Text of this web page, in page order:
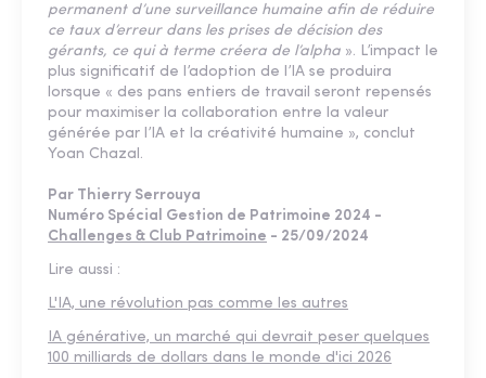
permanent d’une surveillance humaine afin de réduire
ce taux d’erreur dans les prises de décision des
gérants, ce qui à terme créera de l’alpha ». L’impact le
plus significatif de l’adoption de l’IA se produira
lorsque « des pans entiers de travail seront repensés
pour maximiser la collaboration entre la valeur
générée par l’IA et la créativité humaine », conclut
Yoan Chazal.
Par Thierry Serrouya
Numéro Spécial Gestion de Patrimoine 2024 -
Challenges & Club Patrimoine - 25/09/2024
Lire aussi :
L'IA, une révolution pas comme les autres
IA générative, un marché qui devrait peser quelques
100 milliards de dollars dans le monde d'ici 2026